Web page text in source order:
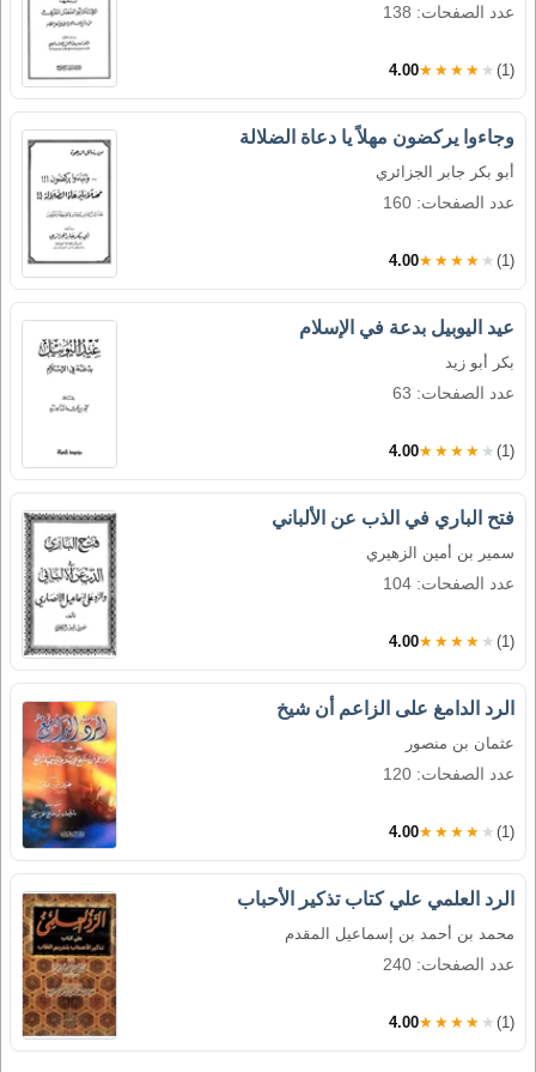
عدد الصفحات: 138
4.00★★★★★ (1)
وجاءوا يركضون مهلاً يا دعاة الضلالة
أبو بكر جابر الجزائري
عدد الصفحات: 160
4.00★★★★★ (1)
عيد اليوبيل بدعة في الإسلام
بكر أبو زيد
عدد الصفحات: 63
4.00★★★★★ (1)
فتح الباري في الذب عن الألباني
سمير بن أمين الزهيري
عدد الصفحات: 104
4.00★★★★★ (1)
الرد الدامغ على الزاعم أن شيخ
عثمان بن منصور
عدد الصفحات: 120
4.00★★★★★ (1)
الرد العلمي علي كتاب تذكير الأحباب
محمد بن أحمد بن إسماعيل المقدم
عدد الصفحات: 240
4.00★★★★★ (1)